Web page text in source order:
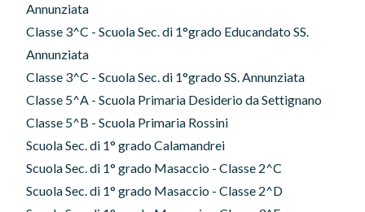
Annunziata
Classe 3^C - Scuola Sec. di 1°grado Educandato SS.
Annunziata
Classe 3^C - Scuola Sec. di 1°grado SS. Annunziata
Classe 5^A - Scuola Primaria Desiderio da Settignano
Classe 5^B - Scuola Primaria Rossini
Scuola Sec. di 1° grado Calamandrei
Scuola Sec. di 1° grado Masaccio - Classe 2^C
Scuola Sec. di 1° grado Masaccio - Classe 2^D